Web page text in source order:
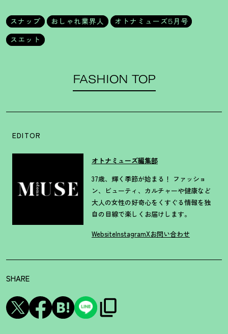
スナップ おしゃれ業界人
オトナミューズ5月号
スエット
FASHION TOP
EDITOR
オトナミューズ編集部
37歳、輝く季節が始まる！ ファッショ
ン、ビューティ、カルチャーや健康など
大人の女性の好奇心をくすぐる情報を独
自の目線で楽しくお届けします。
WebsiteInstagramXお問い合わせ
SHARE